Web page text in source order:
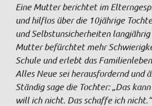
Eine Mutter berichtet im
und hilflos über die 10jährige
und Selbstunsicherheiten
Mutter befürchtet mehr
Schule und erlebt das
Alles Neue sei herausfordernd und
Ständig sage die Tochter: „Das
will ich nicht. Das schaffe ich